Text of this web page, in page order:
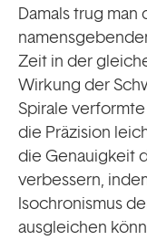
Damals trug
Zeit in der
Wirkung der
Spirale
die Präzision
die Genauigkeit
verbessern,
Isochronismus
ausgleichen